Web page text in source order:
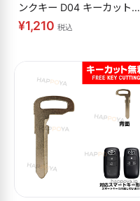
ンクキー D04 キーカット無
料
¥1,210 税込